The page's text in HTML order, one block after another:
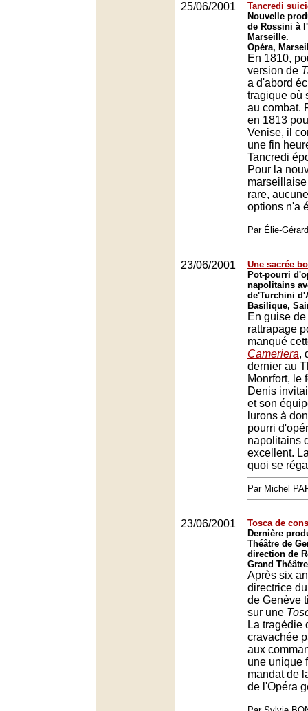
25/06/2001
Tancredi
Nouvelle
de Rossini à
Marseille.
Opéra,
En 1810,
version de
a d'abord
tragique où
au combat.
en 1813
Venise, il
une fin
Tancredi
Pour la
rare,
options n'a
Par Élie-
23/06/2001
Une sacrée
Pot-pourri
napolitains
de'Turchini
Basilique,
En guise
rattrapage
manqué
Cameriera,
dernier au
Monrfort, le
Denis
et son
lurons à
pourri
napolitains
excellent.
quoi se
Par Michel
23/06/2001
Tosca de
Dernière
Théâtre de
direction de
Grand
Après six
directrice
de Genève
sur une
La tragédie
cravachée
aux
une unique
mandat de
de l'Opéra